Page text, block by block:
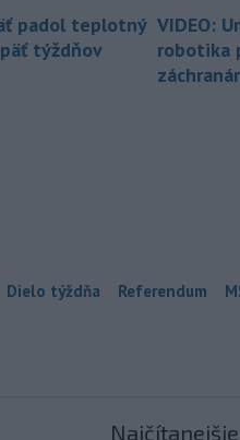
padol teplotný
týždňov
VIDEO:
robotika
Dielo týždňa Referendum
Najčítanejšie